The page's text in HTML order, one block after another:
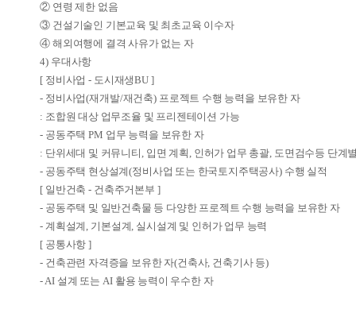
② 연령 제한 없음
③ 건설기술인 기본교육 및 최초교육 이수자
④ 해외여행에 결격 사유가 없는 자
4) 우대사항
[ 정비사업 - 도시재생BU ]
- 정비사업(재개발/재건축) 프로젝트 수행 능력을 보유한 자
: 조합원 대상 업무조율 및 프리젠테이션 가능
- 공동주택 PM 업무 능력을 보유한 자
: 단위세대 및 커뮤니티 , 입면 계획 , 인허가 업무 총괄, 도면검수등 단계
- 공동주택 현상설계(정비사업 또는 한국토지주택공사) 수행 실적
[ 일반건축 - 건축주거본부 ]
- 공동주택 및 일반건축물 등 다양한 프로젝트 수행 능력을 보유한 자
- 계획설계 , 기본설계, 실시설계 및 인허가 업무 능력
[ 공통사항 ]
- 건축관련 자격증을 보유한 자(건축사, 건축기사 등)
- AI 설계 또는 AI 활용 능력이 우수한 자